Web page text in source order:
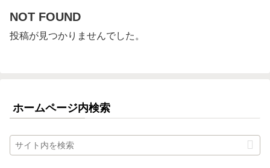
NOT FOUND
投稿が見つかりませんでした。
ホームページ内検索